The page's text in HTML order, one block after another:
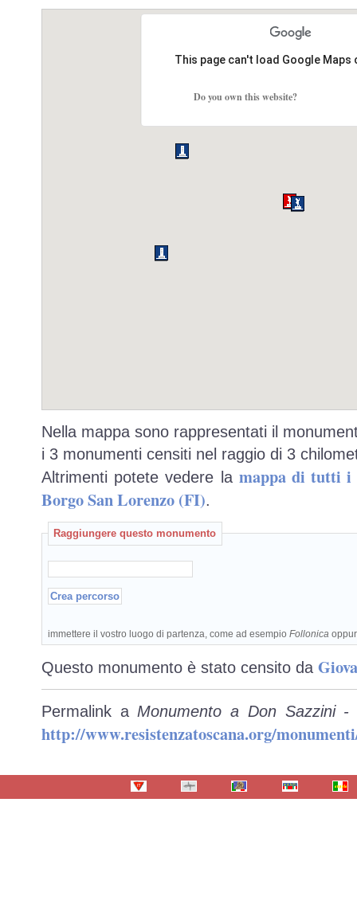
This page can't load Google
Do you own this website?
Nella mappa sono rappresentati il
i 3 monumenti censiti nel raggio di 3
Altrimenti potete vedere la mappa di tutti i
Borgo San Lorenzo (FI).
Raggiungere questo monumento
immettere il vostro luogo di partenza, come ad esempio Follonica
Questo monumento è stato censito da
Permalink a Monumento a Don Sazzini
http://www.resistenzatoscana.org/